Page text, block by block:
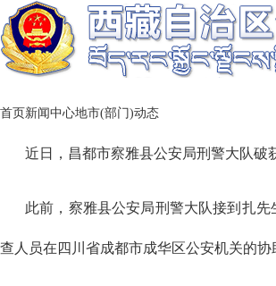
首页新闻中心地市(部门)动态
近日，昌都市察雅县公安局刑警大队破
此前，察雅县公安局刑警大队接到扎
查人员在四川省成都市成华区公安机关的